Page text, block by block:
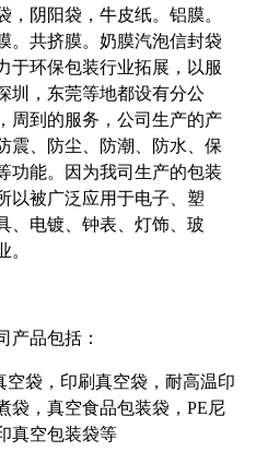
阴阳袋，牛皮纸。铝膜。
。共挤膜。奶膜汽泡信封袋
于环保包装行业拓展，以服
圳，东莞等地都设有分公
周到的服务，公司生产的产
震、防尘、防潮、防水、保
功能。因为我司生产的包装
以被广泛应用于电子、塑
、电镀、钟表、灯饰、玻
产品包括：
空袋，印刷真空袋，耐高温印
袋，真空食品包装袋，PE尼
真空包装袋等